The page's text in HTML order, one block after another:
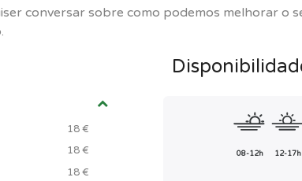
conversar sobre como podemos melhorar o
18 €
18 €
18 €
08-12h 12-17h